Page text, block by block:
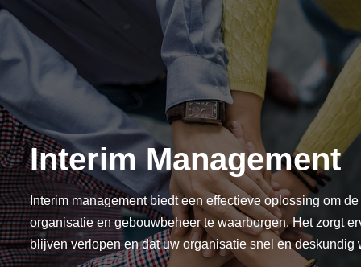
Interim Management
Interim management biedt een effectieve oplossing om
organisatie en gebouwbeheer te waarborgen. Het zorgt
blijven verlopen en dat uw organisatie snel en deskundig